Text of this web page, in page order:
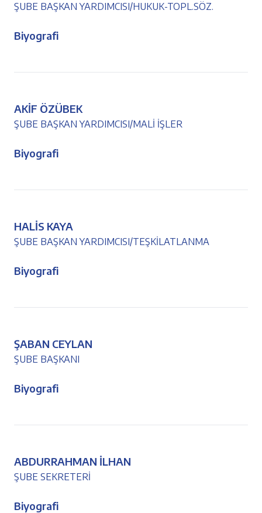
ŞUBE BAŞKAN YARDIMCISI/HUKUK-TOPL.SÖZ.
Biyografi
AKİF ÖZÜBEK
ŞUBE BAŞKAN YARDIMCISI/MALİ İŞLER
Biyografi
HALİS KAYA
ŞUBE BAŞKAN YARDIMCISI/TEŞKİLATLANMA
Biyografi
ŞABAN CEYLAN
ŞUBE BAŞKANI
Biyografi
ABDURRAHMAN İLHAN
ŞUBE SEKRETERİ
Biyografi